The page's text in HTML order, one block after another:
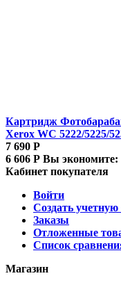
Картридж
Xerox WC 5222/5225/
7 690 Р
6 606 Р Вы экономите:
Кабинет покупателя
Войти
Создать учетную
Заказы
Отложенные
Список
Магазин